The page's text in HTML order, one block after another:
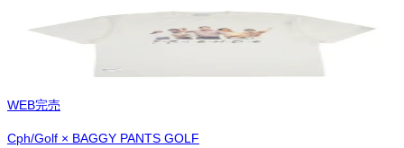
WEB完売
Cph/Golf × BAGGY PANTS GOLF